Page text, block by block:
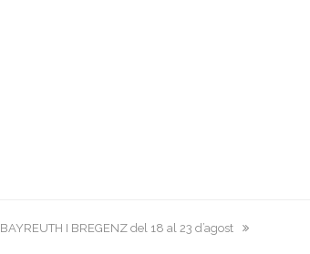
next
BAYREUTH I BREGENZ del 18 al 23 d’agost